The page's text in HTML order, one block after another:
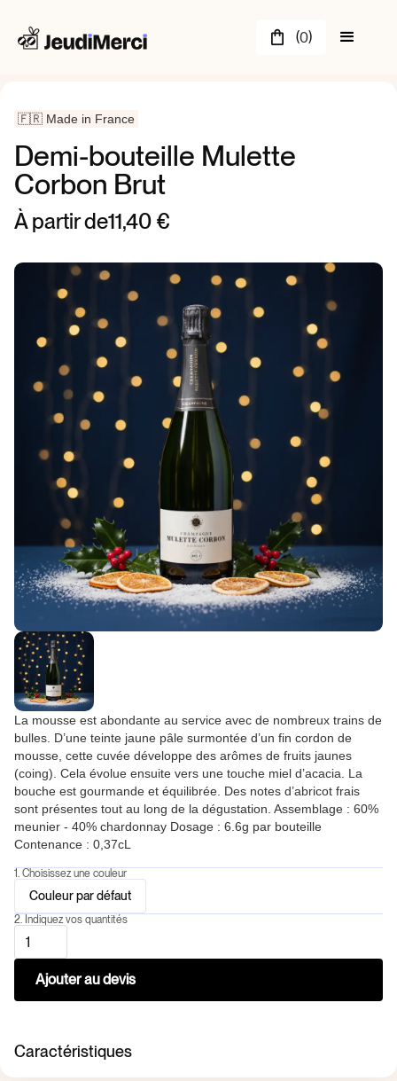
(0)
🇫🇷 Made in France
Demi-bouteille Mulette
Corbon Brut
À partir de11,40 €
La mousse est abondante au service avec de nombreux trains de
bulles. D’une teinte jaune pâle surmontée d’un fin cordon de
mousse, cette cuvée développe des arômes de fruits jaunes
(coing). Cela évolue ensuite vers une touche miel d’acacia. La
bouche est gourmande et équilibrée. Des notes d’abricot frais
sont présentes tout au long de la dégustation. Assemblage : 60%
meunier - 40% chardonnay Dosage : 6.6g par bouteille
Contenance : 0,37cL
1. Choisissez une couleur
Couleur par défaut
2. Indiquez vos quantités
Caractéristiques